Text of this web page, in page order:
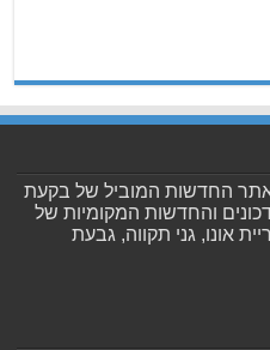
אתר החדשות המוביל של בקעת
והחדשות המקומיות של
אונו, גני תקווה, גבעת